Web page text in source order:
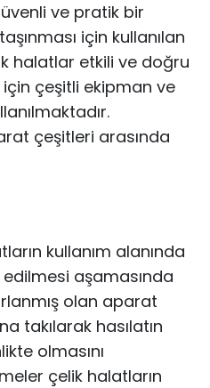
ve pratik bir
için kullanılan
halatlar etkili ve doğru
için çeşitli ekipman ve
çeşitleri arasında
kullanım alanında
aşamasında
olan aparat
takılarak hasılatın
olmasını
çelik halatların